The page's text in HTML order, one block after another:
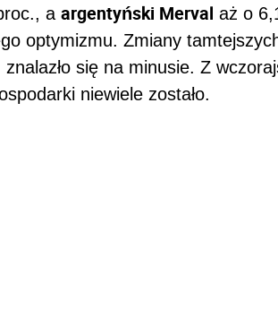
a argentyński Merval aż o
optymizmu. Zmiany
się na minusie. Z
niewiele zostało.